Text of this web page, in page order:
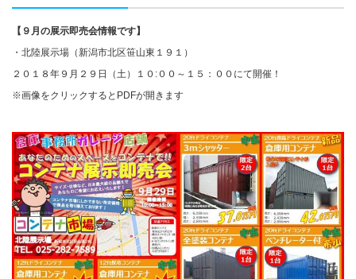
ご注文の流れ
カタログダウンロード
展示会場案内
【９月の展示即売会情報です】
・北陸展示場（新潟市北区笹山東１９１）
２０１８年９月２９日（土）１０:００～１５：００にて開催！
※画像をクリックするとPDFが開きます